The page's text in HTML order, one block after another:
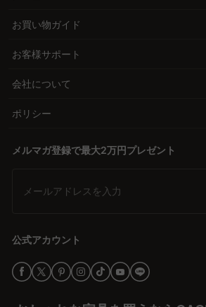
お買い物ガイド
お客様サポート
会社について
ポリシー
メルマガ登録で最大2万円プレゼント
メールアドレスを入力
公式アカウント